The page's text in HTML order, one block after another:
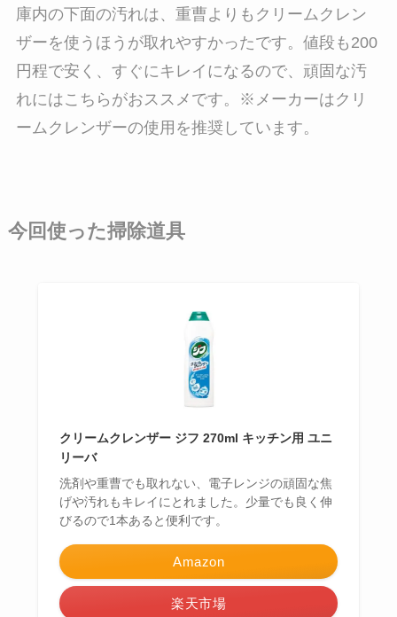
庫内の下面の汚れは、重曹よりもクリームクレン
ザーを使うほうが取れやすかったです。値段も200
円程で安く、すぐにキレイになるので、頑固な汚
れにはこちらがおススメです。※メーカーはクリ
ームクレンザーの使用を推奨しています。
今回使った掃除道具
クリームクレンザー ジフ 270ml キッチン用 ユニ
リーバ
洗剤や重曹でも取れない、電子レンジの頑固な焦
げや汚れもキレイにとれました。少量でも良く伸
びるので1本あると便利です。
Amazon
楽天市場